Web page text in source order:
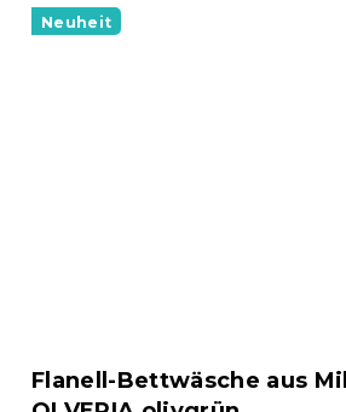
Neuheit
Flanell-Bettwäsche aus